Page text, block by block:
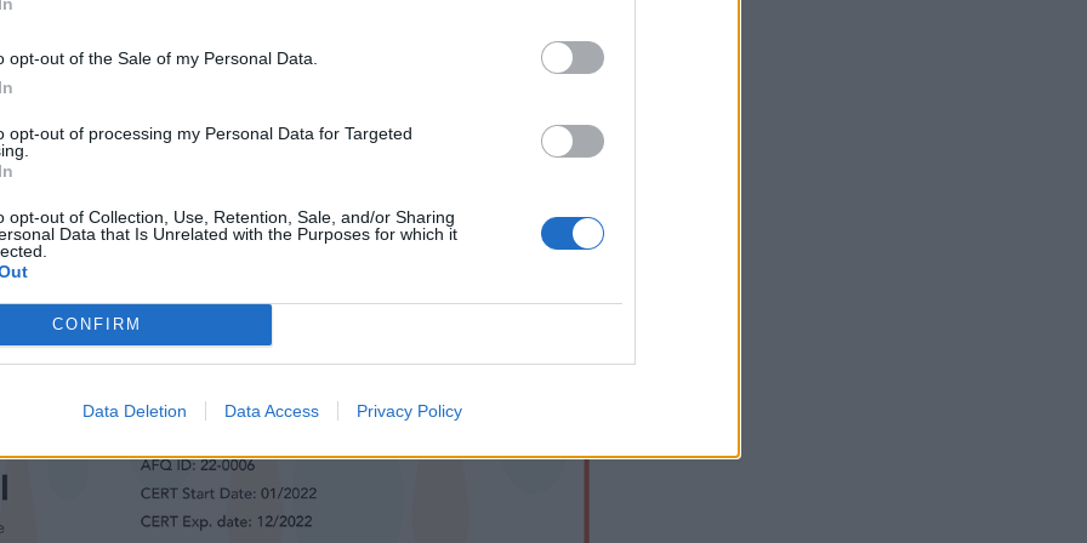
opt-out of the Sale of my Personal Data.
opt-out of processing my Personal Data for Targeted
opt-out of Collection, Use, Retention, Sale, and/or Sharing
Data that Is Unrelated with the Purposes for which it
CONFIRM
Data Deletion Data Access Privacy Policy